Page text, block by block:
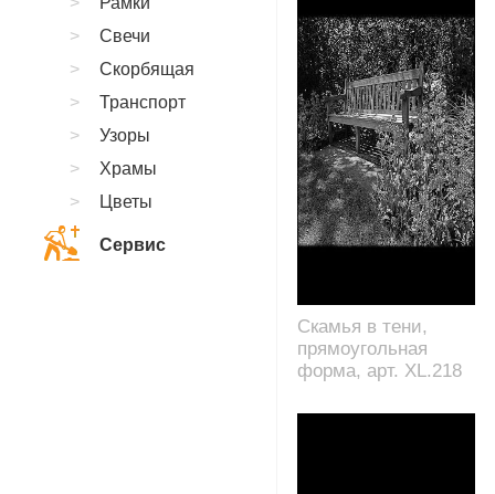
Скамья в тени,
прямоугольная
форма, арт. XL.218
Свечи
Скорбящая
Транспорт
Узоры
Храмы
Цветы
Сервис